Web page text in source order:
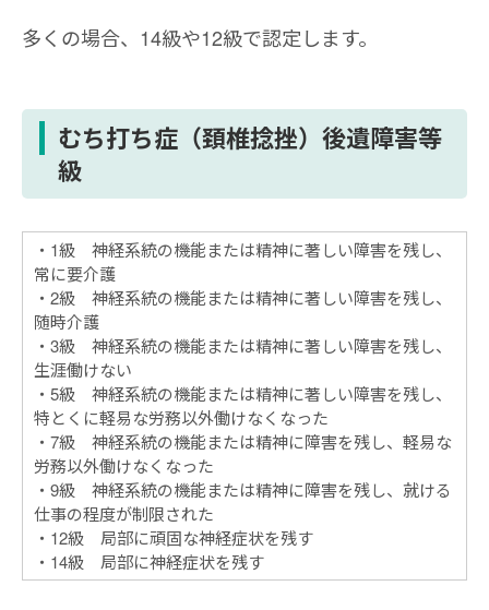
多くの場合、14級や12級で認定します。
むち打ち症（頚椎捻挫）後遺障害等
級
1級 神経系統の機能または精神に著しい障害を残し、
常に要介護
2級 神経系統の機能または精神に著しい障害を残し、
随時介護
3級 神経系統の機能または精神に著しい障害を残し、
生涯働けない
5級 神経系統の機能または精神に著しい障害を残し、
特とくに軽易な労務以外働けなくなった
7級 神経系統の機能または精神に障害を残し、軽易な
労務以外働けなくなった
9級 神経系統の機能または精神に障害を残し、就ける
仕事の程度が制限された
12級 局部に頑固な神経症状を残す
14級 局部に神経症状を残す